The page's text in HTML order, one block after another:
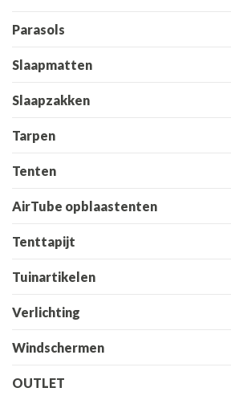
Parasols
Slaapmatten
Slaapzakken
Tarpen
Tenten
AirTube opblaastenten
Tenttapijt
Tuinartikelen
Verlichting
Windschermen
OUTLET